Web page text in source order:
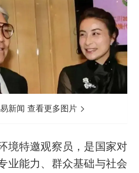
新闻 查看更多图片
境特邀观察员，是国家对
业能力、群众基础与社会